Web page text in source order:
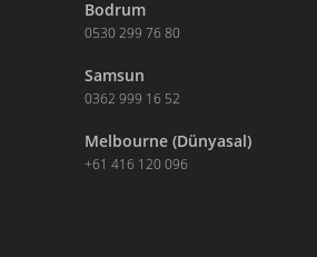
Bodrum
0530 299 76 80
Samsun
0362 999 16 52
Melbourne (Dünyasal)
+61 416 120 096